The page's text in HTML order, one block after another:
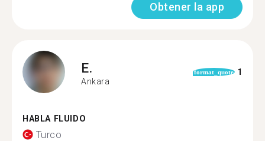
Obtener la app
E.
Ankara
format_quote 1
HABLA FLUIDO
Turco